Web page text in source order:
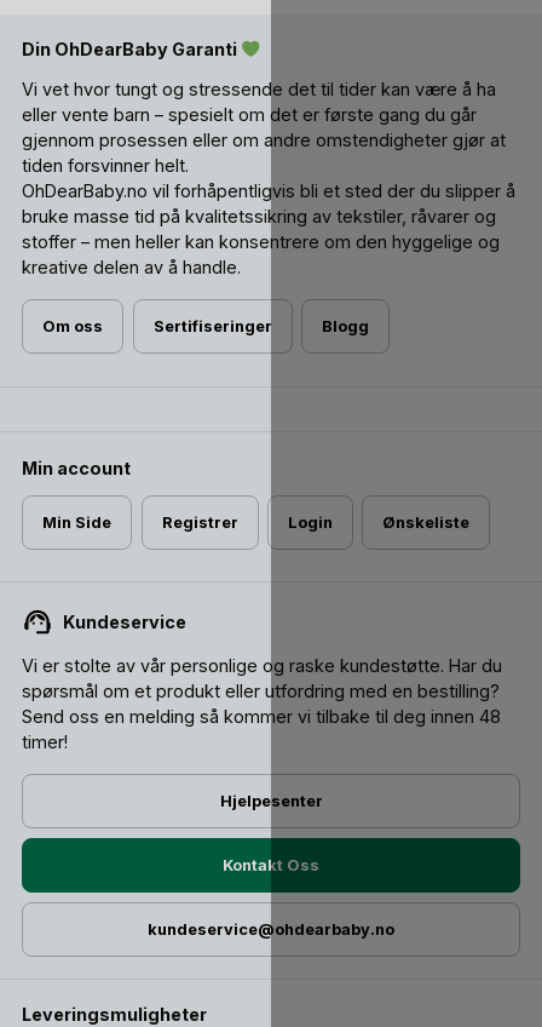
Din OhDearBaby Garanti
Vi vet hvor tungt og stressende det til tider kan være å ha
eller vente barn – spesielt om det er første gang du går
gjennom prosessen eller om andre omstendigheter gjør at
tiden forsvinner helt.
OhDearBaby.no vil forhåpentligvis bli et sted der du slipper å
bruke masse tid på kvalitetssikring av tekstiler, råvarer og
stoffer – men heller kan konsentrere om den hyggelige og
kreative delen av å handle.
Om oss Sertifiseringer Blogg
Min account
Min Side Registrer Login Ønskeliste
Kundeservice
Vi er stolte av vår personlige og raske kundestøtte. Har du
spørsmål om et produkt eller utfordring med en bestilling?
Send oss ​​en melding så kommer vi tilbake til deg innen 48
timer!
Hjelpesenter
Kontakt Oss
kundeservice@ohdearbaby.no
Leveringsmuligheter